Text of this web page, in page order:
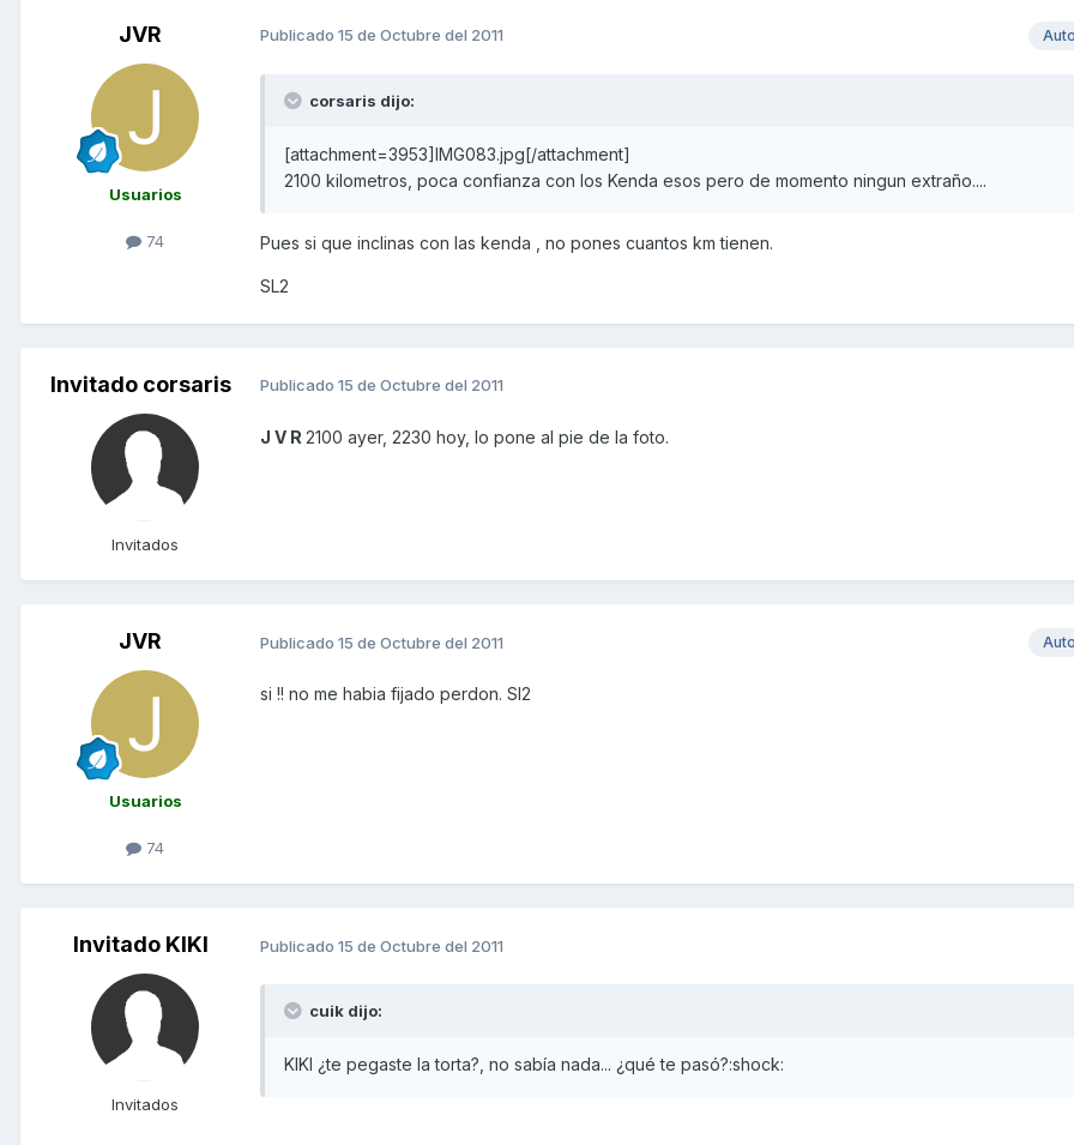
JVR
Usuarios
74
Publicado 15 de Octubre del 2011
corsaris dijo:
[attachment=3953]IMG083.jpg[/attachment]
2100 kilometros, poca confianza con los Kenda esos pero de momento ningun extraño....
Pues si que inclinas con las kenda , no pones cuantos km tienen.
SL2
Invitado corsaris
Invitados
Publicado 15 de Octubre del 2011
J V R 2100 ayer, 2230 hoy, lo pone al pie de la foto.
JVR
Usuarios
74
Publicado 15 de Octubre del 2011
si !! no me habia fijado perdon. Sl2
Invitado KIKI
Invitados
Publicado 15 de Octubre del 2011
cuik dijo:
KIKI ¿te pegaste la torta?, no sabía nada... ¿qué te pasó?:shock: